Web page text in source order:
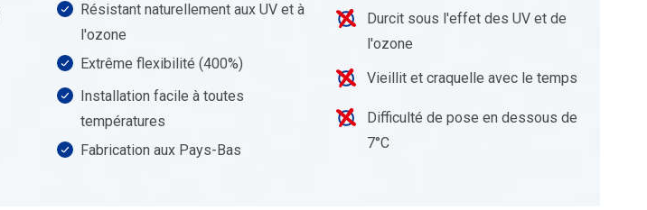
Résistant naturellement aux UV et à
l'ozone
Extrême flexibilité (400%)
Installation facile à toutes
températures
Fabrication aux Pays-Bas
Durcit sous l'effet des UV et de
l'ozone
Vieillit et craquelle avec le temps
Difficulté de pose en dessous de
7°C